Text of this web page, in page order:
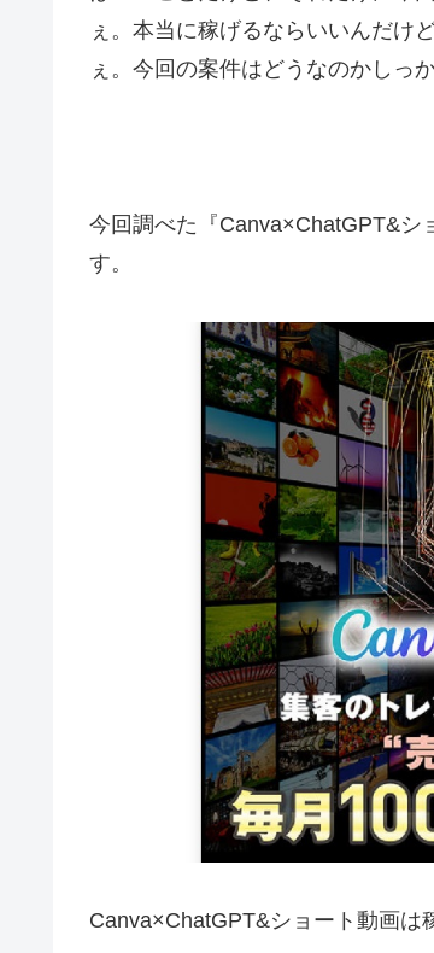
ぇ。本当に稼げるならいいんだけ
ぇ。今回の案件はどうなのかしっ
今回調べた『Canva×ChatGPT&シ
す。
Canva×ChatGPT&ショート動画は